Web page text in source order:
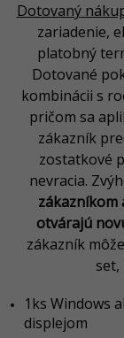
Dotovaný
zariadenie,
platobný
Dotované
kombinácii s
pričom sa
zákazník
zostatkové
nevracia.
zákazníkom
otvárajú
zákazník
1ks Windows
displejom